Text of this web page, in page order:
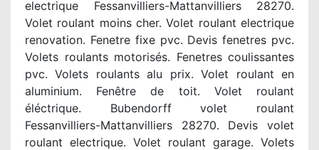
electrique Fessanvilliers-Mattanvilliers 28270.
Volet roulant moins cher. Volet roulant electrique
renovation. Fenetre fixe pvc. Devis fenetres pvc.
Volets roulants motorisés. Fenetres coulissantes
pvc. Volets roulants alu prix. Volet roulant en
aluminium. Fenêtre de toit. Volet roulant
éléctrique. Bubendorff volet roulant
Fessanvilliers-Mattanvilliers 28270. Devis volet
roulant electrique. Volet roulant garage. Volets